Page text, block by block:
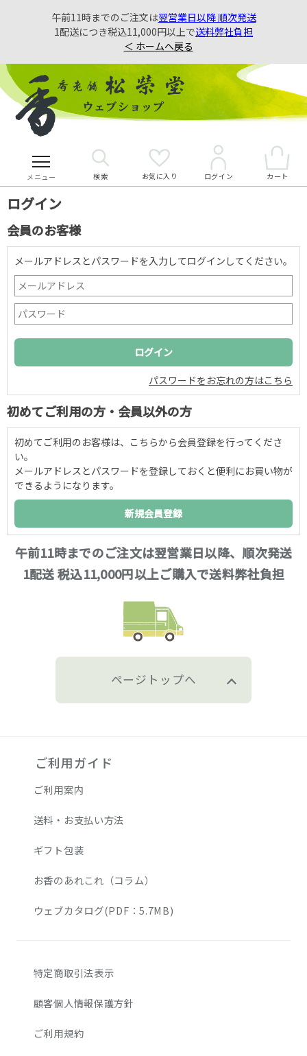
午前11時までのご注文は翌営業日以降 順次発送
1配送につき税込11,000円以上で送料弊社負担
＜ ホームへ戻る
メニュー 検索 お気に入り ログイン カート
ログイン
会員のお客様
メールアドレスとパスワードを入力してログインしてください。
パスワードをお忘れの方はこちら
初めてご利用の方・会員以外の方
初めてご利用のお客様は、こちらから会員登録を行ってくださ
い。
メールアドレスとパスワードを登録しておくと便利にお買い物が
できるようになります。
午前11時までのご注文は翌営業日以降、順次発送
1配送 税込11,000円以上ご購入で送料弊社負担
ページトップへ
ご利用ガイド
ご利用案内
送料・お支払い方法
ギフト包装
お香のあれこれ（コラム）
ウェブカタログ(PDF：5.7MB)
特定商取引法表示
顧客個人情報保護方針
ご利用規約